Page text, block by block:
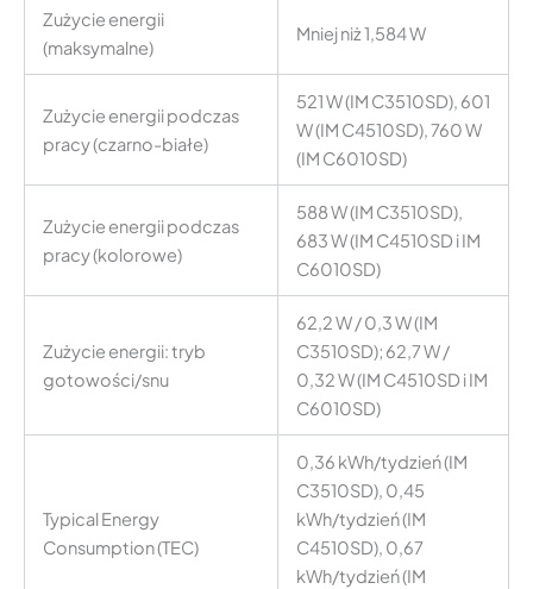
Zużycie energii
(maksymalne)
Mniej niż 1,584 W
Zużycie energii podczas
pracy (czarno-białe)
521 W (IM C3510SD), 601
W (IM C4510SD), 760 W
(IM C6010SD)
Zużycie energii podczas
pracy (kolorowe)
588 W (IM C3510SD),
683 W (IM C4510SD i IM
C6010SD)
Zużycie energii: tryb
gotowości/snu
62,2 W / 0,3 W (IM
C3510SD); 62,7 W /
0,32 W (IM C4510SD i IM
C6010SD)
Typical Energy
Consumption (TEC)
0,36 kWh/tydzień (IM
C3510SD), 0,45
kWh/tydzień (IM
C4510SD), 0,67
kWh/tydzień (IM